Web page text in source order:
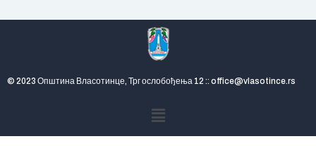
© 2023 Општина Власотинце, Трг ослобођења 12 :: office@vlasotince.rs